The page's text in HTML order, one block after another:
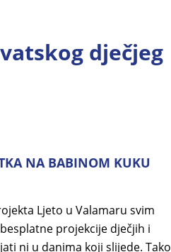
dječjeg
NA BABINOM KUKU
Ljeto u Valamaru svim
projekcije dječjih i
ni u danima koji slijede. Tako